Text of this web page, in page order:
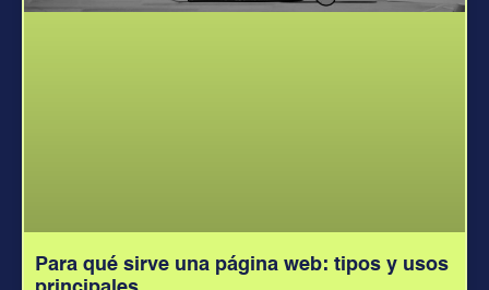
Para qué sirve una página web: tipos y usos